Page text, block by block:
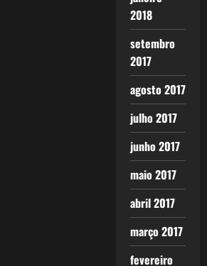
2018
setembro
2017
agosto 2017
julho 2017
junho 2017
maio 2017
abril 2017
março 2017
fevereiro